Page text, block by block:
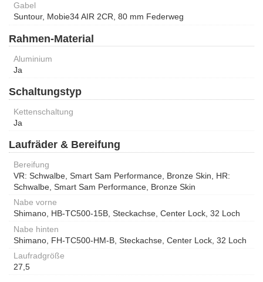
Gabel
Suntour, Mobie34 AIR 2CR, 80 mm Federweg
Rahmen-Material
Aluminium
Ja
Schaltungstyp
Kettenschaltung
Ja
Laufräder & Bereifung
Bereifung
VR: Schwalbe, Smart Sam Performance, Bronze Skin, HR:
Schwalbe, Smart Sam Performance, Bronze Skin
Nabe vorne
Shimano, HB-TC500-15B, Steckachse, Center Lock, 32 Loch
Nabe hinten
Shimano, FH-TC500-HM-B, Steckachse, Center Lock, 32 Loch
Laufradgröße
27,5